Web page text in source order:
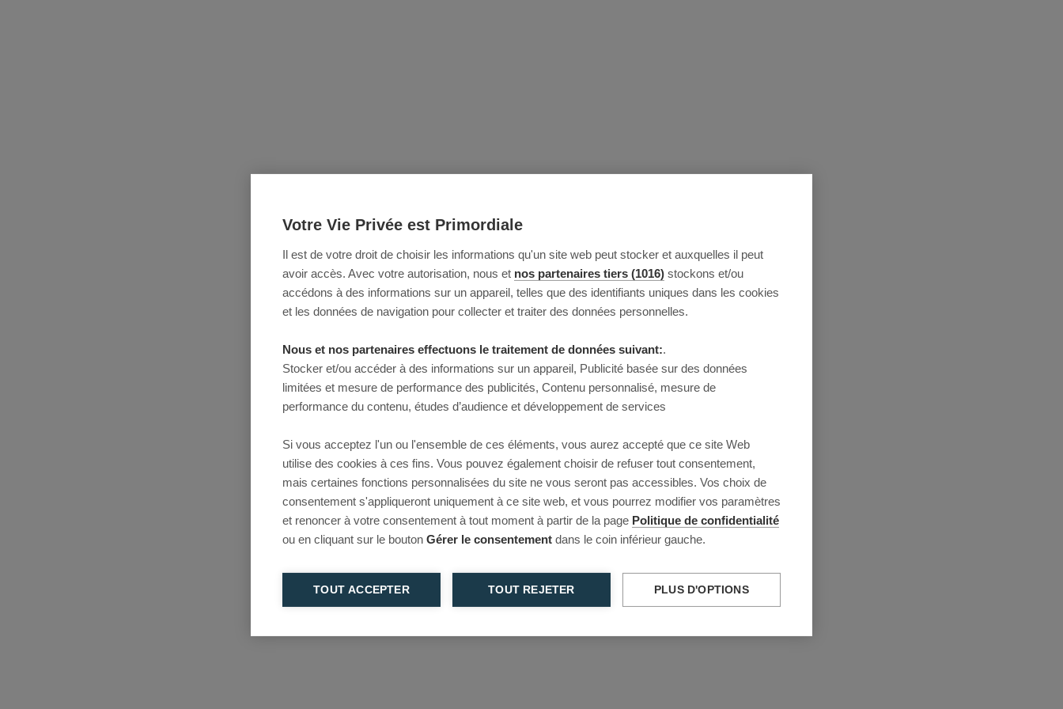
Votre Vie Privée est Primordiale
Il est de votre droit de choisir les informations qu'un site web peut stocker et auxquelles il peut
avoir accès. Avec votre autorisation, nous et nos partenaires tiers (1016) stockons et/ou
accédons à des informations sur un appareil, telles que des identifiants uniques dans les cookies
et les données de navigation pour collecter et traiter des données personnelles.
Nous et nos partenaires effectuons le traitement de données suivant:.
Stocker et/ou accéder à des informations sur un appareil, Publicité basée sur des données
limitées et mesure de performance des publicités, Contenu personnalisé, mesure de
performance du contenu, études d’audience et développement de services
Si vous acceptez l'un ou l'ensemble de ces éléments, vous aurez accepté que ce site Web
utilise des cookies à ces fins. Vous pouvez également choisir de refuser tout consentement,
mais certaines fonctions personnalisées du site ne vous seront pas accessibles. Vos choix de
consentement s'appliqueront uniquement à ce site web, et vous pourrez modifier vos paramètres
et renoncer à votre consentement à tout moment à partir de la page Politique de confidentialité
ou en cliquant sur le bouton Gérer le consentement dans le coin inférieur gauche.
TOUT ACCEPTER TOUT REJETER PLUS D'OPTIONS
This page couldn’t load
Reload to try again, or go back.
Reload Back